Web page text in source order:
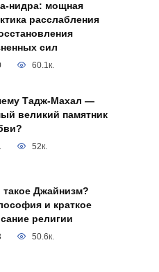
нидра: мощная
расслабления
сил
60.1к.
Тадж-Махал —
великий памятник
52к.
такое Джайнизм?
и краткое
религии
50.6к.